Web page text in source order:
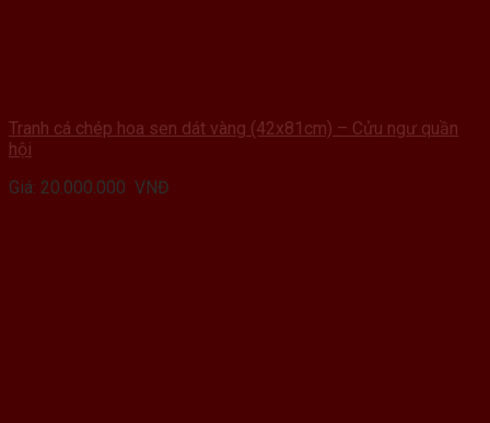
Tranh cá chép hoa sen dát vàng (42x81cm) – Cửu ngư quần
hội
Giá: 20.000.000 VNĐ